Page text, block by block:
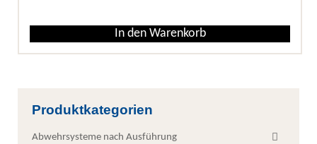
In den Warenkorb
Produktkategorien
Abwehrsysteme nach Ausführung